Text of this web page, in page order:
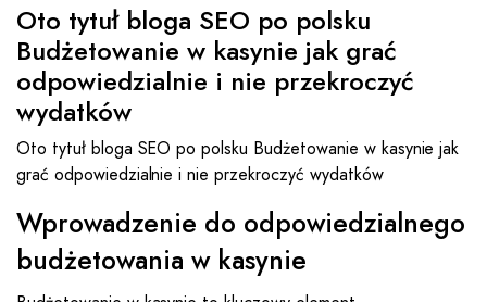
Oto tytuł bloga SEO po polsku
Budżetowanie w kasynie jak grać
odpowiedzialnie i nie przekroczyć
wydatków
Oto tytuł bloga SEO po polsku Budżetowanie w kasynie jak
grać odpowiedzialnie i nie przekroczyć wydatków
Wprowadzenie do odpowiedzialnego
budżetowania w kasynie